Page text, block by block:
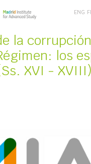
ENG
la
los
XVI - XVIII)